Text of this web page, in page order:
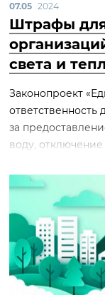
07.05 2024
Штрафы
света и
Законопроект
за
воду,